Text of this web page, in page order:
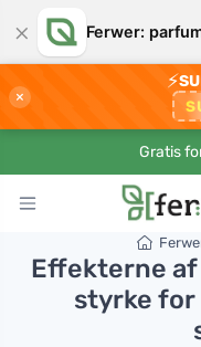
× Ferwer:
×
⚡
Gratis
Effekterne
styrke for